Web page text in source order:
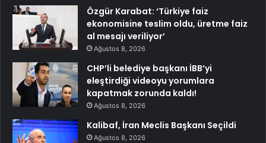
Özgür Karabat: ‘Türkiye faiz
ekonomisine teslim oldu, üretme faiz
al mesajı veriliyor’
Ağustos 8, 2026
CHP’li belediye başkanı İBB’yi
eleştirdiği videoyu yorumlara
kapatmak zorunda kaldı!
Ağustos 8, 2026
Kalibaf, İran Meclis Başkanı Seçildi
Ağustos 8, 2026